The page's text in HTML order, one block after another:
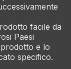
facile da
Paesi
e lo
specifico.